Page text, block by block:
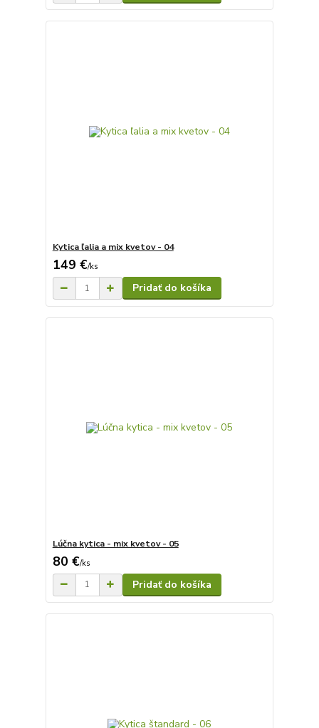
Kytica ľalia a mix kvetov - 04
149 €/ks
Pridať do košíka
Lúčna kytica - mix kvetov - 05
80 €/ks
Pridať do košíka